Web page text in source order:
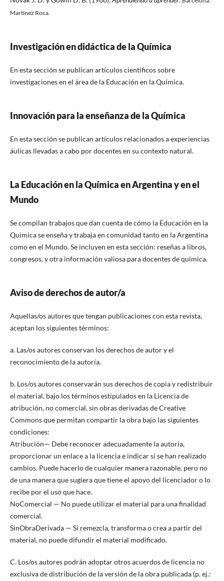
Martínez Roca.
Investigación en didáctica de la Química
En esta sección se publican artículos científicos sobre
investigaciones en el área de la Educación en la Química.
Innovación para la enseñanza de la Química
En esta sección se publican artículos relacionados a experiencias
áulicas llevadas a cabo por docentes en su contexto natural.
La Educación en la Química en Argentina y en el
Mundo
Se compilan trabajos que dan cuenta de cómo la Educación en la
Química se enseña y trabaja en comunidad tanto en la Argentina
como en el Mundo. Se incluyen en esta sección: reseñas a libros,
congresos, y otra información valiosa para docentes de química.
Aviso de derechos de autor/a
Aquellas/os autores que tengan publicaciones con esta revista,
aceptan los siguientes términos:
a. Las/os autores conservan los derechos de autor y el
reconocimiento de la autoría.
b. Los/os autores conservarán sus derechos de copia y redistribuir
el material, bajo los términos estipulados en la Licencia de
atribución, no comercial, sin obras derivadas de Creative
Commons que permitan compartir la obra bajo las siguientes
condiciones:
Atribución— Debe reconocer adecuadamente la autoría,
proporcionar un enlace a la licencia e indicar si se han realizado
cambios. Puede hacerlo de cualquier manera razonable, pero no
de una manera que sugiera que tiene el apoyo del licenciador o lo
recibe por el uso que hace.
NoComercial — No puede utilizar el material para una finalidad
comercial.
SinObraDerivada — Si remezcla, transforma o crea a partir del
material, no puede difundir el material modificado.
C. Los/os autores podrán adoptar otros acuerdos de licencia no
exclusiva de distribución de la versión de la obra publicada (p. ej.: